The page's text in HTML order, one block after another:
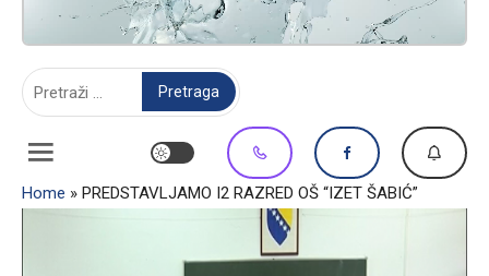
Home » PREDSTAVLJAMO I2 RAZRED OŠ “IZET ŠABIĆ”